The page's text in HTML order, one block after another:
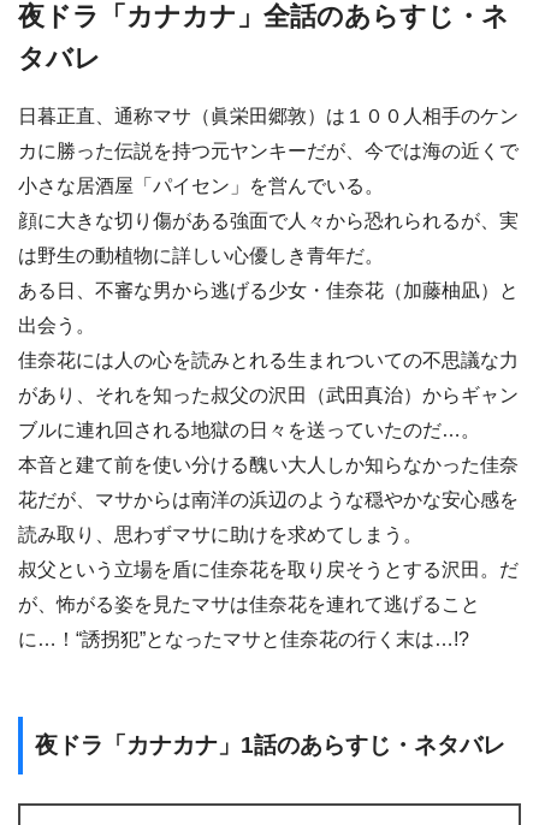
夜ドラ「カナカナ」全話のあらすじ・ネ
タバレ
日暮正直、通称マサ（眞栄田郷敦）は１００人相手のケン
カに勝った伝説を持つ元ヤンキーだが、今では海の近くで
小さな居酒屋「パイセン」を営んでいる。
顔に大きな切り傷がある強面で人々から恐れられるが、実
は野生の動植物に詳しい心優しき青年だ。
ある日、不審な男から逃げる少女・佳奈花（加藤柚凪）と
出会う。
佳奈花には人の心を読みとれる生まれついての不思議な力
があり、それを知った叔父の沢田（武田真治）からギャン
ブルに連れ回される地獄の日々を送っていたのだ…。
本音と建て前を使い分ける醜い大人しか知らなかった佳奈
花だが、マサからは南洋の浜辺のような穏やかな安心感を
読み取り、思わずマサに助けを求めてしまう。
叔父という立場を盾に佳奈花を取り戻そうとする沢田。だ
が、怖がる姿を見たマサは佳奈花を連れて逃げること
に…！“誘拐犯”となったマサと佳奈花の行く末は…!?
夜ドラ「カナカナ」1話のあらすじ・ネタバレ